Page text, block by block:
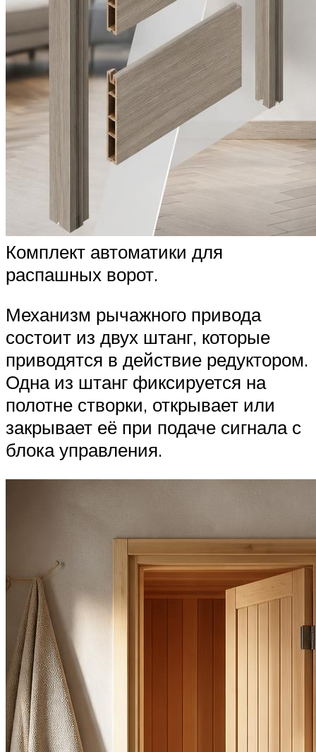
Комплект автоматики для
распашных ворот.
Механизм рычажного привода
состоит из двух штанг, которые
приводятся в действие редуктором.
Одна из штанг фиксируется на
полотне створки, открывает или
закрывает её при подаче сигнала с
блока управления.